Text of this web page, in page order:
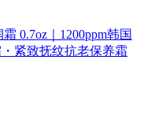
0.7oz｜1200ppm韩国
紧致抚纹抗老保养霜